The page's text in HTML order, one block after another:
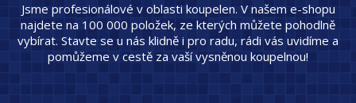
Jsme profesionálové v oblasti koupelen. V našem e-shopu
najdete na 100 000 položek, ze kterých můžete pohodlně
vybírat. Stavte se u nás klidně i pro radu, rádi vás uvidíme a
pomůžeme v cestě za vaší vysněnou koupelnou!